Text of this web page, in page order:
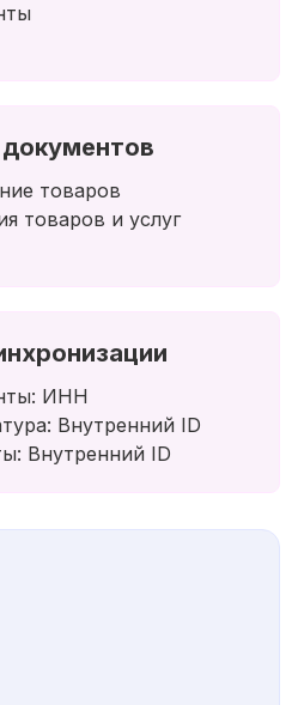
товаров
товаров и услуг
ИНН
Внутренний ID
Внутренний ID